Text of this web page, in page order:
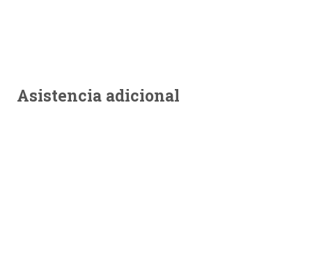
Asistencia adicional